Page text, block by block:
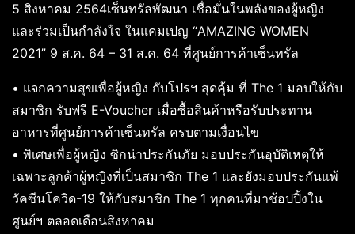
5 สิงหาคม 2564​เซ็นทรัลพัฒนา เชื่อมั่นในพลังของผู้หญิง
และร่วมเป็นกำลังใจ ในแคมเปญ “AMAZING WOMEN
2021” 9 ส.ค. 64 – 31 ส.ค. 64 ที่ศูนย์การค้าเซ็นทรัล
• แจกความสุขเพื่อผู้หญิง กับโปรฯ สุดคุ้ม ที่ The 1 มอบให้กับ
สมาชิก รับฟรี E-Voucher เมื่อซื้อสินค้าหรือรับประทาน
อาหารที่ศูนย์การค้าเซ็นทรัล ครบตามเงื่อนไข
• พิเศษเพื่อผู้หญิง ซิกน่าประกันภัย มอบประกันอุบัติเหตุให้
เฉพาะลูกค้าผู้หญิงที่เป็นสมาชิก The 1 และยังมอบประกันแพ้
วัคซีนโควิด-19 ให้กับสมาชิก The 1 ทุกคนที่มาช้อปปิ้งใน
ศูนย์ฯ ตลอดเดือนสิงหาคม